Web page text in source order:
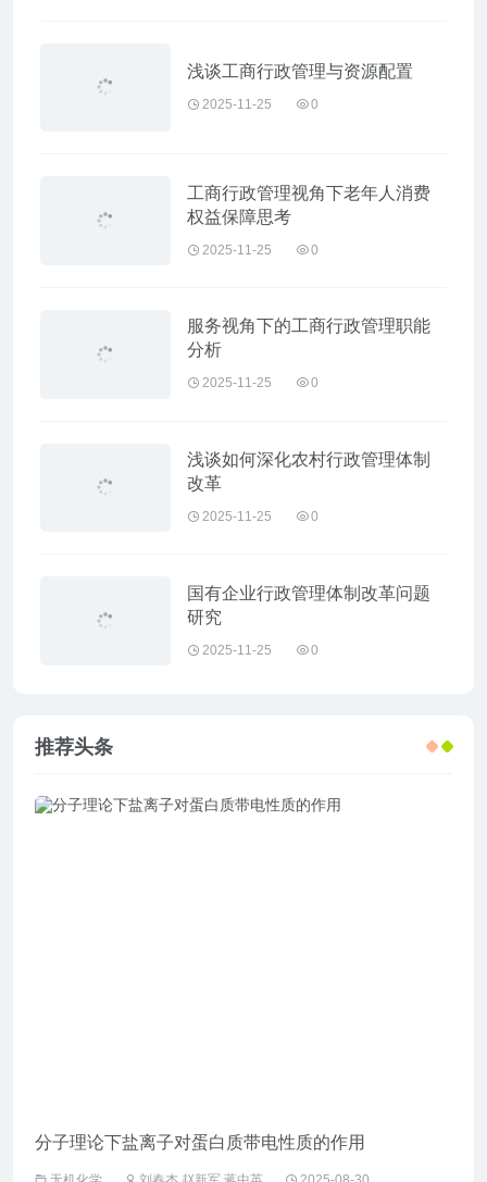
浅谈工商行政管理与资源配置
2025-11-25 0
工商行政管理视角下老年人消费
权益保障思考
2025-11-25 0
服务视角下的工商行政管理职能
分析
2025-11-25 0
浅谈如何深化农村行政管理体制
改革
2025-11-25 0
国有企业行政管理体制改革问题
研究
2025-11-25 0
推荐头条
分子理论下盐离子对蛋白质带电性质的作用